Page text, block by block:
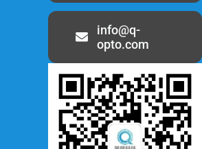
info@q-
opto.com